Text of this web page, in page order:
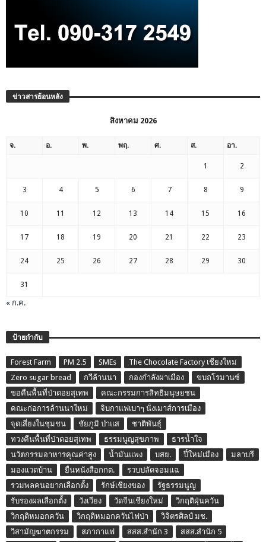
ข่าวสารย้อนหลัง
สิงหาคม 2026
จ. อ. พ. พฤ. ศ. ส. อา.
1 2
3 4 5 6 7 8 9
10 11 12 13 14 15 16
17 18 19 20 21 22 23
24 25 26 27 28 29 30
31
« ก.ค.
ป้ายกำกับ
Forest Farm PM 2.5 SMEs
The Chocolate Factory เชียงใหม่
Zero sugar bread
กวีล้านนา กองกำลังผาเมือง
ขบถโรมานซ์
ขอคืนพื้นที่ป่าดอยสุเทพ
คณะกรรมการสิทธิมนุษยชน
คณะก่อการล้านนาใหม่
จิบกาแฟเบาๆ นั่งเมาส์การเมือง
จุดเสี่ยงในชุมชน
ชัยภูมิ ป่าแส
ชาติพันธุ์
ทวงคืนพื้นที่ป่าดอยสุเทพ
ธรรมนูญสุขภาพ
ธารน้ำใจ
นวัตกรรมอาหารคุณค่าสูง
น้ำมันแพง บสย. ปี๋ใหม่เมือง
มลาบรี
มองแวดบ้าน
ยื่นหนังสือกกต.
รวบปลัดจอมแฉ
รวมพลคนอยากเลือกตั้ง
รักษ์เชียงของ
รัฐธรรมนูญ
รับรองผลเลือกตั้ง
วังเวียง วัดจีนเชียงใหม่
วิกฤติฝุ่นควัน
วิกฤติหมอกควัน
วิกฤติหมอกควันไฟป่า
วิจิตรศิลป์ มช.
วิสามัญฆาตกรรม
สภากาแฟ สสส.สำนัก 3 สสส.สำนัก 5